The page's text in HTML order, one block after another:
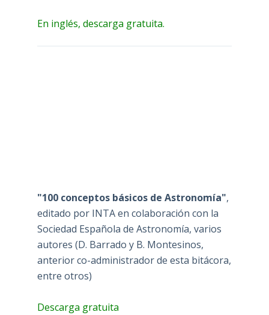
En inglés, descarga gratuita.
"100 conceptos básicos de Astronomía",
editado por INTA en colaboración con la
Sociedad Española de Astronomía, varios
autores (D. Barrado y B. Montesinos,
anterior co-administrador de esta bitácora,
entre otros)
Descarga gratuita